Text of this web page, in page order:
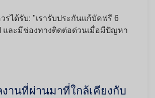
รได้รับ: "เรารับประกันแก้บัคฟรี 6
และมีช่องทางติดต่อด่วนเมื่อมีปัญหา
านที่ผ่านมาที่ใกล้เคียงกับ